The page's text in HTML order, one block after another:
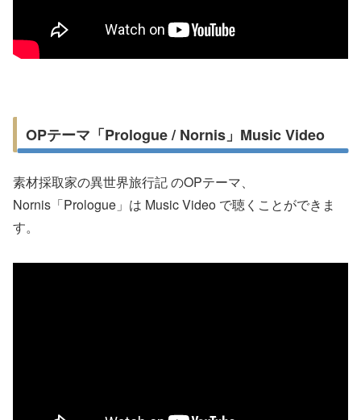
OPテーマ「Prologue / Nornis」Music Video
素材採取家の異世界旅行記 のOPテーマ、
Nornis「Prologue」は Music Video で聴くことができま
す。